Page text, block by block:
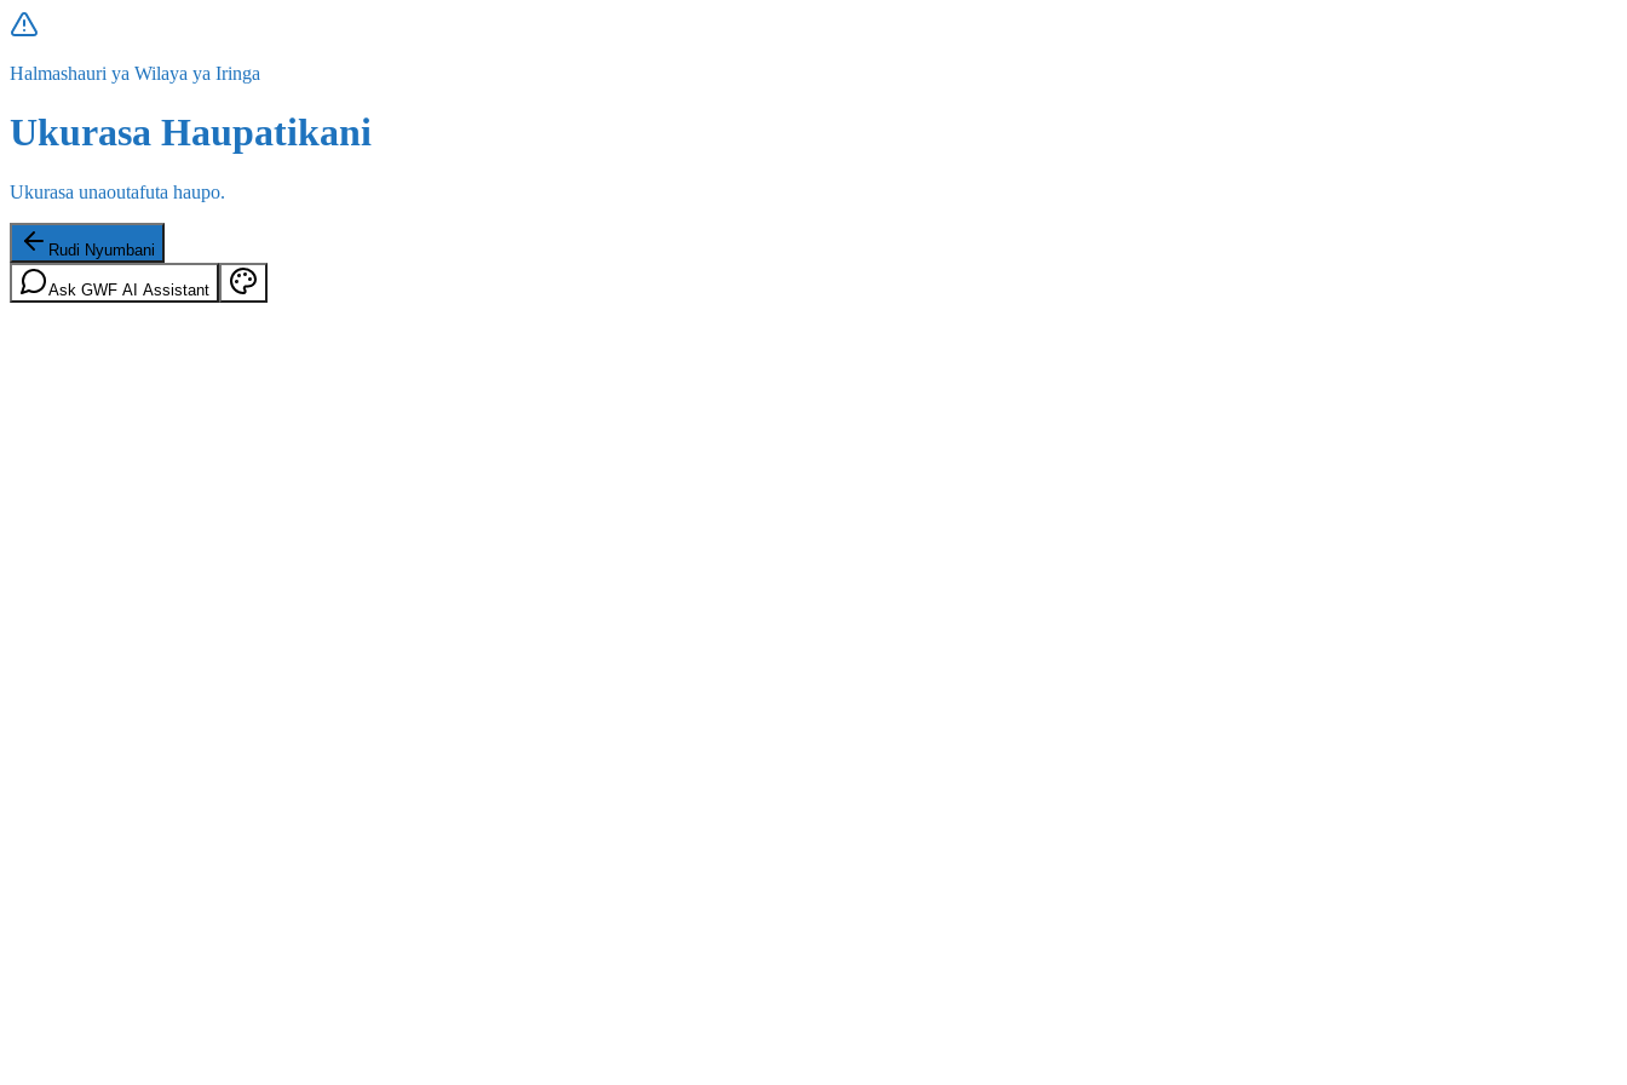
Halmashauri ya Wilaya ya Iringa
Ukurasa Haupatikani
Ukurasa unaoutafuta haupo.
Rudi Nyumbani
Ask GWF AI Assistant